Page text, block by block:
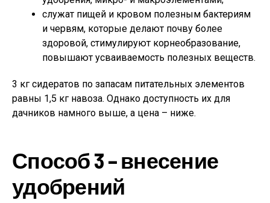
служат пищей и кровом полезным бактериям
и червям, которые делают почву более
здоровой, стимулируют корнеобразование,
повышают усваиваемость полезных веществ.
3 кг сидератов по запасам питательных элементов
равны 1,5 кг навоза. Однако доступность их для
дачников намного выше, а цена – ниже.
Способ 3 – внесение
удобрений